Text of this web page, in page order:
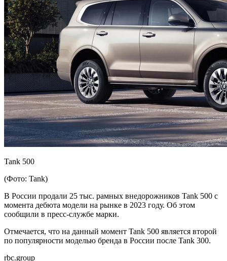
Tank 500
(Фото: Tank)
В России продали 25 тыс. рамных внедорожников Tank 500 с
момента дебюта модели на рынке в 2023 году. Об этом
сообщили в пресс-службе марки.
Отмечается, что на данный момент Tank 500 является второй
по популярности моделью бренда в России после Tank 300.
rbc.group